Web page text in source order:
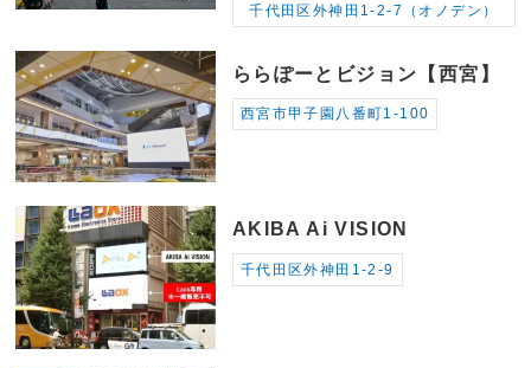
千代田区外神田1-2-7（オノデン）
ららぽーとビジョン【西宮】
西宮市甲子園八番町1-100
AKIBA Ai VISION
千代田区外神田1-2-9